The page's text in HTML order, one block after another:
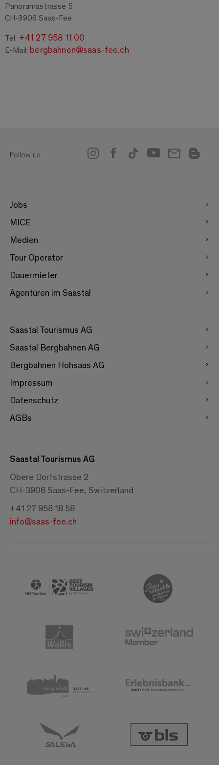
Panoramastrasse 5
CH-3906 Saas-Fee
Tel. +41 27 958 11 00
E-Mail: bergbahnen@saas-fee.ch
Follow us
Jobs
MICE
Medien
Tour Operator
Dauermieter
Agenturen im Saastal
Saastal Tourismus AG
Saastal Bergbahnen AG
Bergbahnen Hohsaas AG
Impressum
Datenschutz
AGBs
Saastal Tourismus AG
Obere Dorfstrasse 2
CH-3906 Saas-Fee, Switzerland
+41 27 958 18 58
info@saas-fee.ch